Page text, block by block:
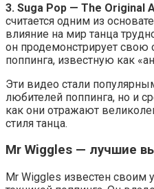
3. Suga Pop — The Original
считается одним из
влияние на мир танца
он продемонстрирует свою
поппинга, известную как
Эти видео стали
любителей поппинга, но и
как они отражают
стиля танца.
Mr Wiggles — лучшие
Mr Wiggles известен своим